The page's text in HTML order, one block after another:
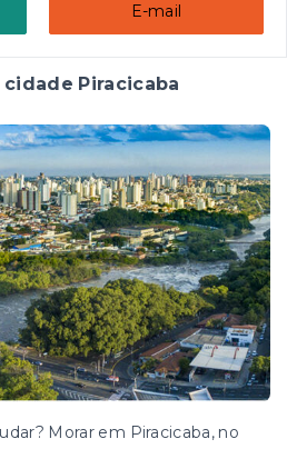
E-mail
cidade Piracicaba
Morar em Piracicaba, no